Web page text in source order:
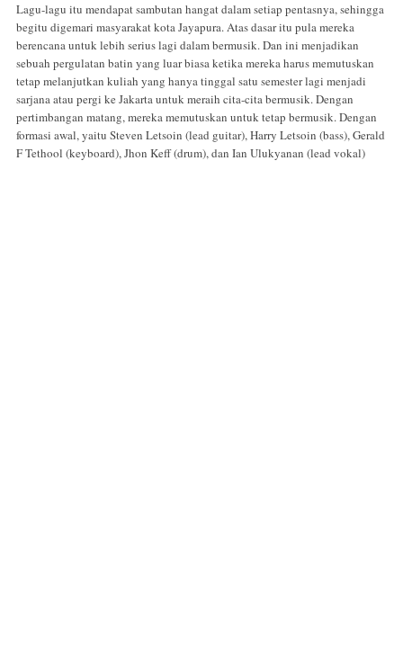
Lagu-lagu itu mendapat sambutan hangat dalam setiap pentasnya, sehingga
begitu digemari masyarakat kota Jayapura. Atas dasar itu pula mereka
berencana untuk lebih serius lagi dalam bermusik. Dan ini menjadikan
sebuah pergulatan batin yang luar biasa ketika mereka harus memutuskan
tetap melanjutkan kuliah yang hanya tinggal satu semester lagi menjadi
sarjana atau pergi ke Jakarta untuk meraih cita-cita bermusik. Dengan
pertimbangan matang, mereka memutuskan untuk tetap bermusik. Dengan
formasi awal, yaitu Steven Letsoin (lead guitar), Harry Letsoin (bass), Gerald
F Tethool (keyboard), Jhon Keff (drum), dan Ian Ulukyanan (lead vokal)